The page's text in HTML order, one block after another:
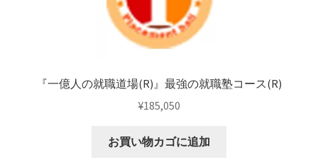
『一億人の就職道場(R)』最強の就職塾コース(R)
¥185,050
お買い物カゴに追加